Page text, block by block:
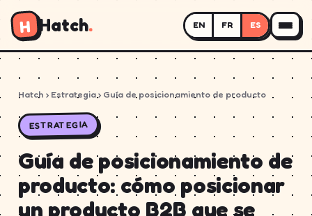
H Hatch. EN FR ES
Hatch › Estrategia › Guía de posicionamiento de producto
ESTRATEGIA
Guía de posicionamiento de
producto: cómo posicionar
un producto B2B que se